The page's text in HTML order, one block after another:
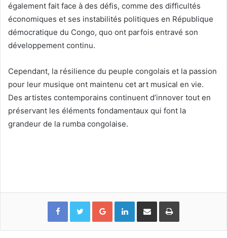
également fait face à des défis, comme des difficultés
économiques et ses instabilités politiques en République
démocratique du Congo, quo ont parfois entravé son
développement continu.
Cependant, la résilience du peuple congolais et la passion
pour leur musique ont maintenu cet art musical en vie.
Des artistes contemporains continuent d’innover tout en
préservant les éléments fondamentaux qui font la
grandeur de la rumba congolaise.
Google+LinkedinPartager par email Imprimer